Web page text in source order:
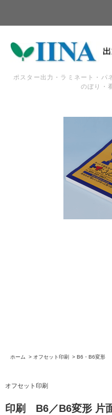
ポスター出力・ラミネート・パ
のぼり・
ホーム > オフセット印刷 > B6・B6変形
オフセット印刷
印刷 B6／B6変形 片